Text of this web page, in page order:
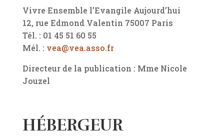
Vivre Ensemble l’Evangile Aujourd’hui
12, rue Edmond Valentin 75007 Paris
Tél. : 01 45 51 60 55
Mél. : vea@vea.asso.fr
Directeur de la publication : Mme Nicole
Jouzel
HÉBERGEUR